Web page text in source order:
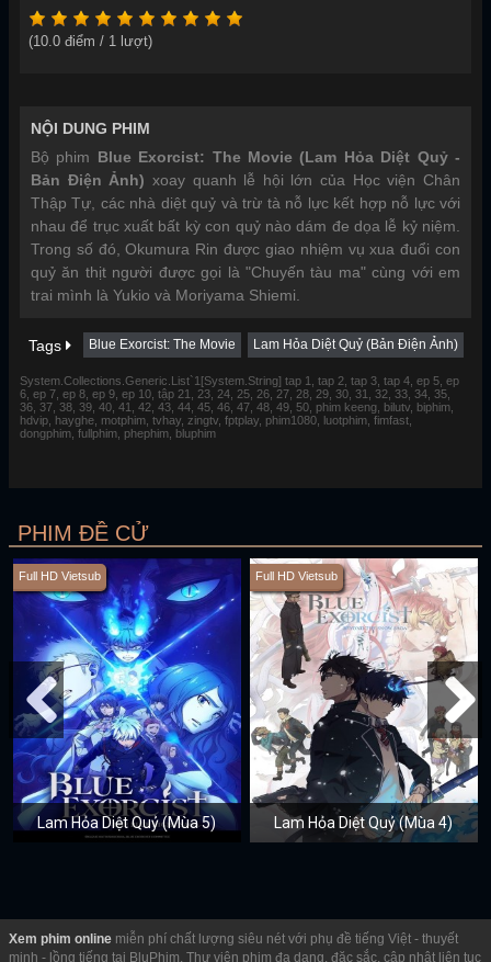
(10.0 điểm / 1 lượt)
NỘI DUNG PHIM
Bộ phim Blue Exorcist: The Movie (Lam Hỏa Diệt Quỷ -
Bản Điện Ảnh) xoay quanh lễ hội lớn của Học viện Chân
Thập Tự, các nhà diệt quỷ và trừ tà nỗ lực kết hợp nỗ lực với
nhau để trục xuất bất kỳ con quỷ nào dám đe dọa lễ kỷ niệm.
Trong số đó, Okumura Rin được giao nhiệm vụ xua đuổi con
quỷ ăn thịt người được gọi là "Chuyến tàu ma" cùng với em
trai mình là Yukio và Moriyama Shiemi.
Tags Blue Exorcist: The Movie Lam Hỏa Diệt Quỷ (Bản Điện Ảnh)
System.Collections.Generic.List`1[System.String] tap 1, tap 2, tap 3, tap 4, ep 5, ep
6, ep 7, ep 8, ep 9, ep 10, tập 21, 23, 24, 25, 26, 27, 28, 29, 30, 31, 32, 33, 34, 35,
36, 37, 38, 39, 40, 41, 42, 43, 44, 45, 46, 47, 48, 49, 50, phim keeng, bilutv, biphim,
hdvip, hayghe, motphim, tvhay, zingtv, fptplay, phim1080, luotphim, fimfast,
dongphim, fullphim, phephim, bluphim
PHIM ĐỀ CỬ
Full HD Vietsub
Lam Hỏa Diệt Quỷ (Mùa 5)
Full HD Vietsub
Lam Hỏa Diệt Quỷ (Mùa 4)
Xem phim online miễn phí chất lượng siêu nét với phụ đề tiếng Việt - thuyết
minh - lồng tiếng tại BluPhim. Thư viện phim đa dạng, đặc sắc, cập nhật liên tục